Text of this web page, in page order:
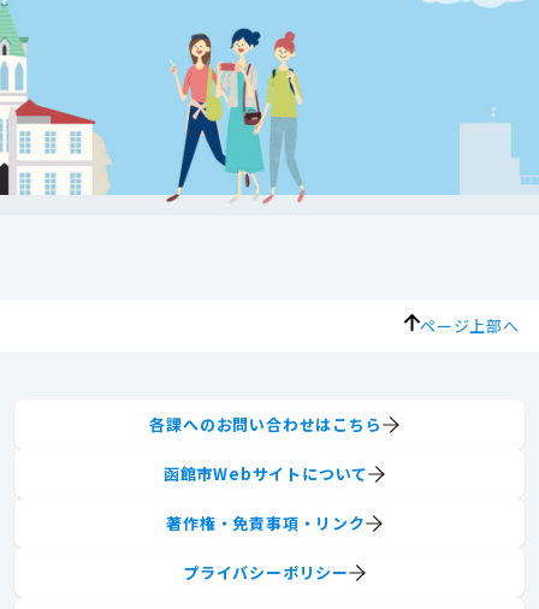
ページ上部へ
各課へのお問い合わせはこちら
函館市Webサイトについて
著作権・免責事項・リンク
プライバシーポリシー